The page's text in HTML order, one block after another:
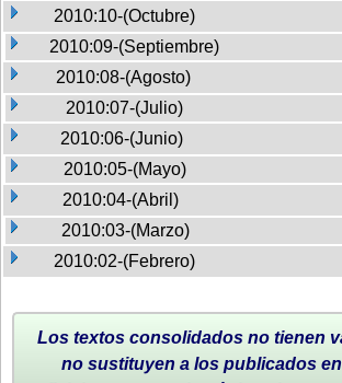
2010:10-(Octubre)
2010:09-(Septiembre)
2010:08-(Agosto)
2010:07-(Julio)
2010:06-(Junio)
2010:05-(Mayo)
2010:04-(Abril)
2010:03-(Marzo)
2010:02-(Febrero)
Los textos consolidados no tienen
no sustituyen a los publicados